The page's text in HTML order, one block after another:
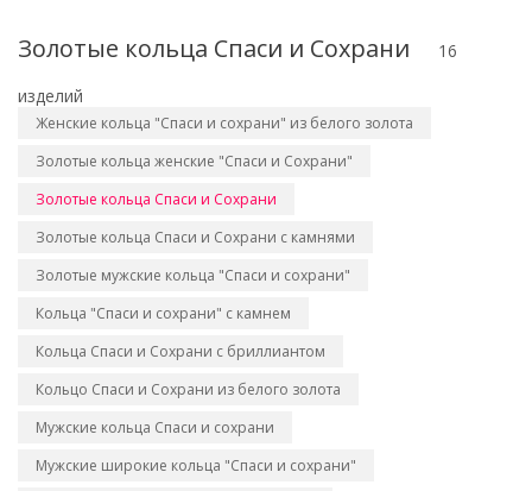
Золотые кольца Спаси и Сохрани
16
изделий
Женские кольца "Спаси и сохрани" из белого золота
Золотые кольца женские "Спаси и Сохрани"
Золотые кольца Спаси и Сохрани
Золотые кольца Спаси и Сохрани с камнями
Золотые мужские кольца "Спаси и сохрани"
Кольца "Спаси и сохрани" с камнем
Кольца Спаси и Сохрани с бриллиантом
Кольцо Спаси и Сохрани из белого золота
Мужские кольца Спаси и сохрани
Мужские широкие кольца "Спаси и сохрани"